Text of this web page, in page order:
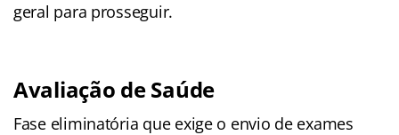
geral para prosseguir.
Avaliação de Saúde
Fase eliminatória que exige o envio de exames